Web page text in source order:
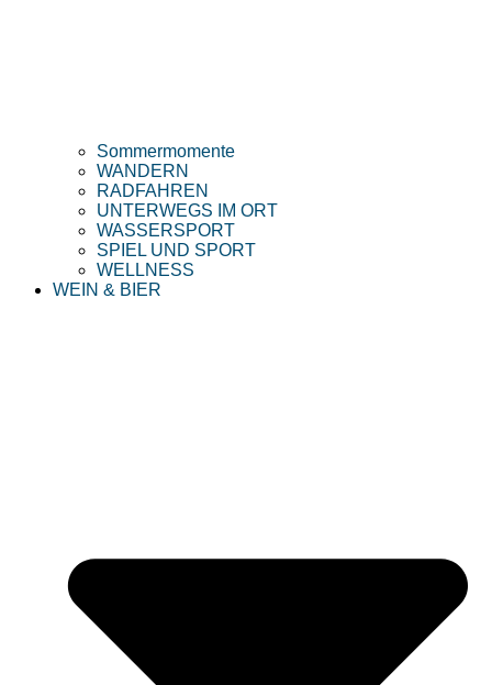
Sommermomente
WANDERN
RADFAHREN
UNTERWEGS IM ORT
WASSERSPORT
SPIEL UND SPORT
WELLNESS
WEIN & BIER